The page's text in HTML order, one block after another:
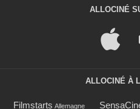
ALLOCINÉ
ALLOCINÉ À
Filmstarts Allemagne